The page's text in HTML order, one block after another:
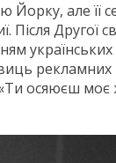
але її
Після Другої
рекламних
осяюєш